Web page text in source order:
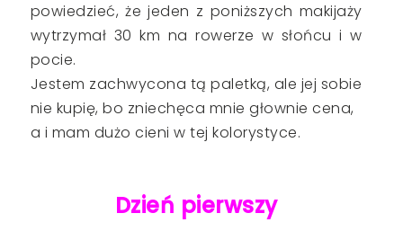
powiedzieć, że jeden z poniższych makijaży
wytrzymał 30 km na rowerze w słońcu i w
pocie.
Jestem zachwycona tą paletką, ale jej sobie
nie kupię, bo zniechęca mnie głownie cena,
a i mam dużo cieni w tej kolorystyce.
Dzień pierwszy